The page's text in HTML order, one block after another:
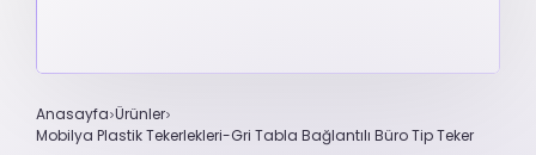
Anasayfa Ürünler
Mobilya Plastik Tekerlekleri-Gri Tabla Bağlantılı Büro Tip Teker